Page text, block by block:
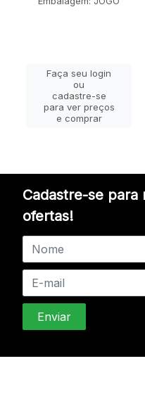
Faça seu login
ou
cadastre-se
para ver preços
e comprar
Cadastre-se para
ofertas!